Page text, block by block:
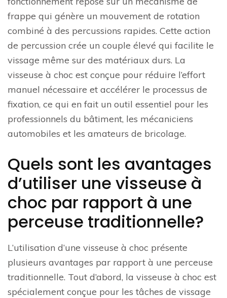
frappe qui génère un mouvement de rotation
combiné à des percussions rapides. Cette action
de percussion crée un couple élevé qui facilite le
vissage même sur des matériaux durs. La
visseuse à choc est conçue pour réduire l’effort
manuel nécessaire et accélérer le processus de
fixation, ce qui en fait un outil essentiel pour les
professionnels du bâtiment, les mécaniciens
automobiles et les amateurs de bricolage.
Quels sont les avantages
d’utiliser une visseuse à
choc par rapport à une
perceuse traditionnelle?
L’utilisation d’une visseuse à choc présente
plusieurs avantages par rapport à une perceuse
traditionnelle. Tout d’abord, la visseuse à choc est
spécialement conçue pour les tâches de vissage